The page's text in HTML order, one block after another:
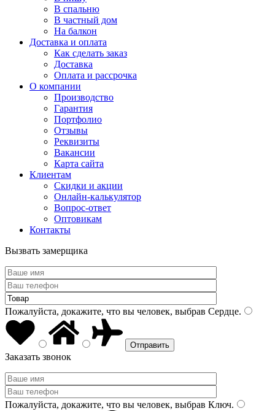
В спальню
В частный дом
На балкон
Доставка и оплата
Как сделать заказ
Доставка
Оплата и рассрочка
О компании
Производство
Гарантия
Портфолио
Отзывы
Реквизиты
Вакансии
Карта сайта
Клиентам
Скидки и акции
Онлайн-калькулятор
Вопрос-ответ
Оптовикам
Контакты
Вызвать замерщика
Пожалуйста, докажите, что вы человек, выбрав Сердце.
Заказать звонок
Пожалуйста, докажите, что вы человек, выбрав Ключ.